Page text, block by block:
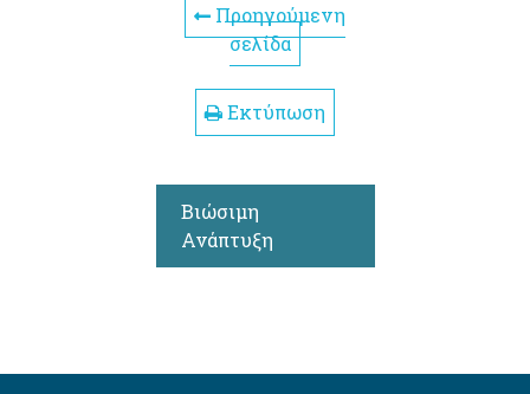
Προηγούμενη
σελίδα
Εκτύπωση
Βιώσιμη
Ανάπτυξη